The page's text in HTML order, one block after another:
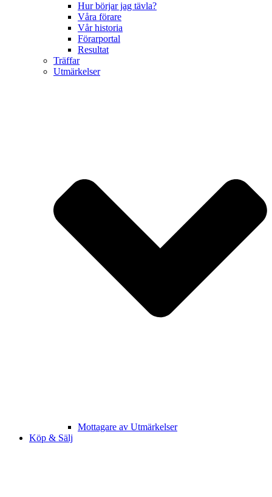
Hur börjar jag tävla?
Våra förare
Vår historia
Förarportal
Resultat
Träffar
Utmärkelser
Mottagare av Utmärkelser
Köp & Sälj